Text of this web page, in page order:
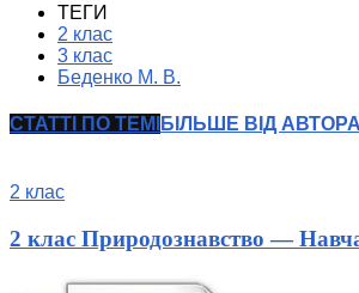
ТЕГИ
2 клас
3 клас
Беденко М. В.
СТАТТІ ПО ТЕМІ БІЛЬШЕ ВІД АВТОРА
2 клас
2 клас Природознавство —